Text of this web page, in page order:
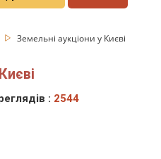
Земельні аукціони у Києві
: 2544